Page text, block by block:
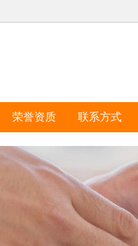
荣誉资质 联系方式